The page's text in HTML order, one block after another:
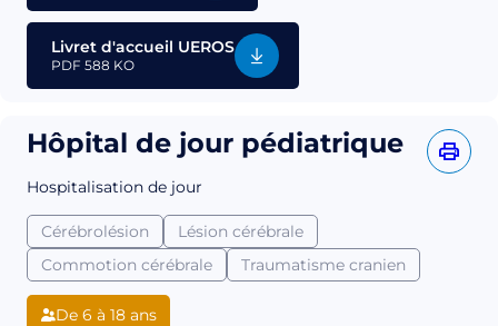
Livret d'accueil UEROS
PDF 588 KO
Hôpital de jour pédiatrique
Hospitalisation de jour
Cérébrolésion
Lésion cérébrale
Commotion cérébrale
Traumatisme cranien
De 6 à 18 ans